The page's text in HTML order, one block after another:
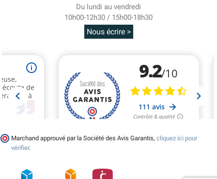
Du lundi au vendredi
10h00-12h30 / 15h00-18h30
Nous écrire >
Marchand approuvé par la Société des Avis Garantis, cliquez ici pour
vérifier.